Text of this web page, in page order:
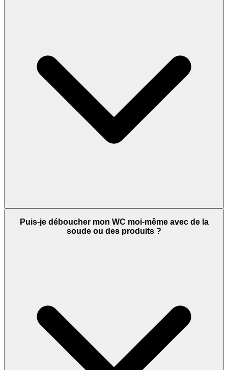
Puis-je déboucher mon WC moi-même avec de la
soude ou des produits ?